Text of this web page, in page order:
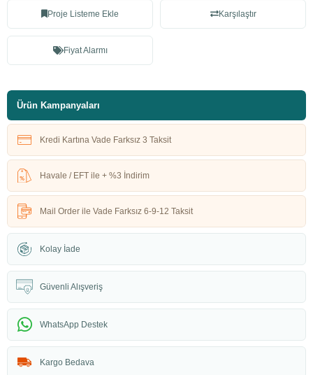
Proje Listeme Ekle Karşılaştır
Fiyat Alarmı
Ürün Kampanyaları
Kredi Kartına Vade Farksız 3 Taksit
Havale / EFT ile + %3 İndirim
Mail Order ile Vade Farksız 6-9-12 Taksit
Kolay İade
Güvenli Alışveriş
WhatsApp Destek
Kargo Bedava